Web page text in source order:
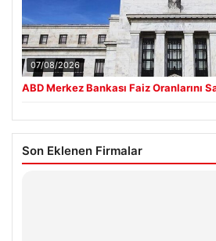
07/08/2026
ABD Merkez Bankası Faiz Oranlarını
Son Eklenen Firmalar